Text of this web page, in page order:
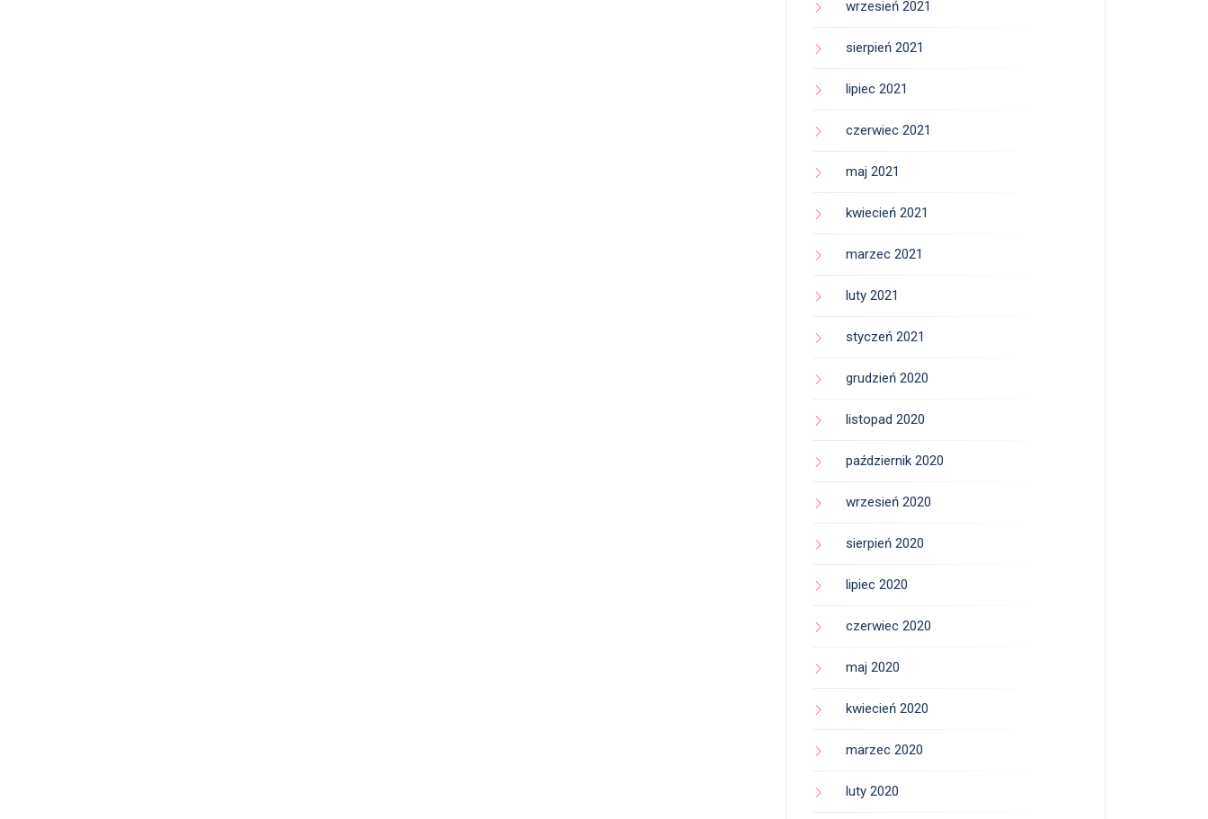
wrzesień 2021
sierpień 2021
lipiec 2021
czerwiec 2021
maj 2021
kwiecień 2021
marzec 2021
luty 2021
styczeń 2021
grudzień 2020
listopad 2020
październik 2020
wrzesień 2020
sierpień 2020
lipiec 2020
czerwiec 2020
maj 2020
kwiecień 2020
marzec 2020
luty 2020